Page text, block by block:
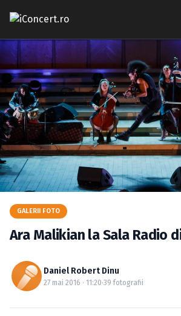
CONCERTE
FESTIVALURI
PETRECERI
ŞTIRI
RECENZII
GALERII FOTO
BILETE
Caută în site...
GALERII FOTO
Ara Malikian la Sala Radio
Daniel Robert Dinu
27 mai 2016 · 11:20·39 fotografii